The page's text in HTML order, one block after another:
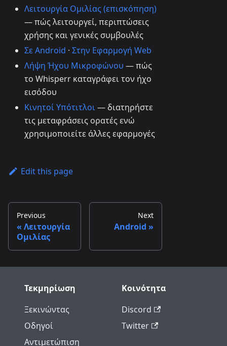
Λειτουργία Ομιλίας (επισκόπηση)
— πώς λειτουργεί, περιπτώσεις
χρήσης και γενικές συμβουλές
Σε Android · Στην Εφαρμογή Web
Λήψη Ήχου Μικροφώνου — πώς
το Whisperr καταγράφει τον ήχο
εισόδου
Κινητοί Υπότιτλοι— διατηρήστε
τις μεταφράσεις ορατές ενώ
χρησιμοποιείτε άλλες εφαρμογές
Edit this page
Previous
Λειτουργία
Ομιλίας
Next
Android
Τεκμηρίωση
Ξεκινώντας
Οδηγοί
Αντιμετώπιση
Κοινότητα
Discord
Twitter